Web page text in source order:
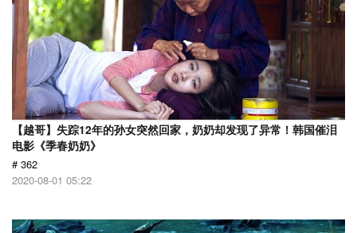
【越哥】失踪12年的孙女突然回家，奶奶却发现了异常！韩国催泪
电影《季春奶奶》
# 362
2020-08-01 05:22